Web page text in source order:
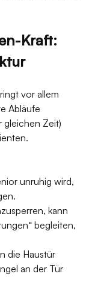
Kraft:
vor allem
Abläufe
gleichen Zeit)
unruhig wird,
kann
begleiten,
die Haustür
an der Tür